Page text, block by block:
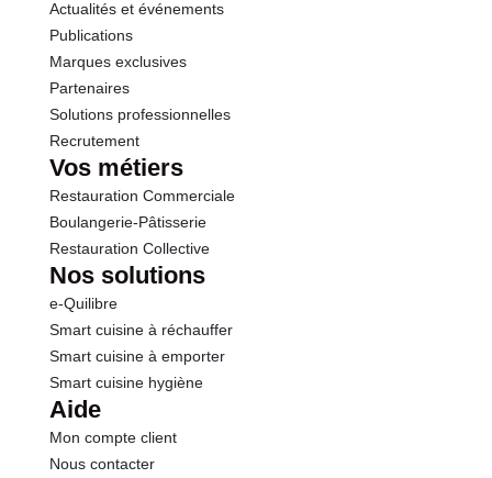
Actualités et événements
Publications
Marques exclusives
Partenaires
Solutions professionnelles
Recrutement
Vos métiers
Restauration Commerciale
Boulangerie-Pâtisserie
Restauration Collective
Nos solutions
e-Quilibre
Smart cuisine à réchauffer
Smart cuisine à emporter
Smart cuisine hygiène
Aide
Mon compte client
Nous contacter